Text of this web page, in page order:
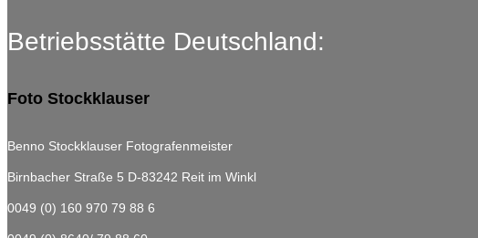
Betriebsstätte Deutschland:
Foto Stockklauser
Benno Stockklauser Fotografenmeister
Birnbacher Straße 5 D-83242 Reit im Winkl
0049 (0) 160 970 79 88 6